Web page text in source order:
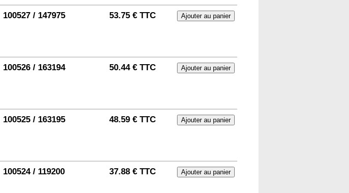
100527 / 147975 53.75 € TTC
100526 / 163194 50.44 € TTC
100525 / 163195 48.59 € TTC
100524 / 119200 37.88 € TTC